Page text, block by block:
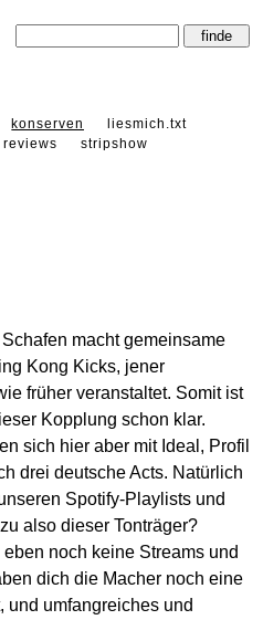
konserven
liesmich.txt
reviews
stripshow
macht gemeinsame
Kong Kicks, jener
früher veranstaltet. Somit ist
Kopplung schon klar.
sich hier aber mit Ideal, Profil
drei deutsche Acts. Natürlich
Spotify-Playlists und
also dieser Tonträger?
noch keine Streams und
dich die Macher noch eine
und umfangreiches und